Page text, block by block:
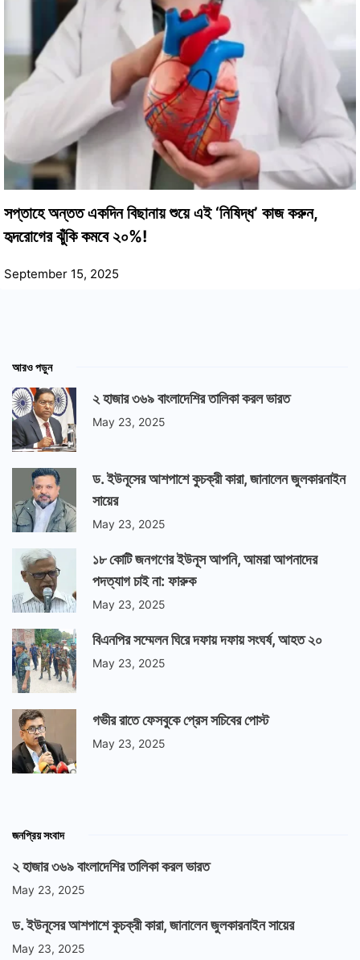
সপ্তাহে অন্তত একদিন বিছানায় শুয়ে এই ‘নিষিদ্ধ’ কাজ করুন,
হৃদরোগের ঝুঁকি কমবে ২০%!
September 15, 2025
আরও পড়ুন
২ হাজার ৩৬৯ বাংলাদেশির তালিকা করল ভারত
May 23, 2025
ড. ইউনূসের আশপাশে কুচক্রী কারা, জানালেন জুলকারনাইন
সায়ের
May 23, 2025
১৮ কোটি জনগণের ইউনূস আপনি, আমরা আপনাদের
পদত্যাগ চাই না: ফারুক
May 23, 2025
বিএনপির সম্মেলন ঘিরে দফায় দফায় সংঘর্ষ, আহত ২০
May 23, 2025
গভীর রাতে ফেসবুকে প্রেস সচিবের পোস্ট
May 23, 2025
জনপ্রিয় সংবাদ
২ হাজার ৩৬৯ বাংলাদেশির তালিকা করল ভারত
May 23, 2025
ড. ইউনূসের আশপাশে কুচক্রী কারা, জানালেন জুলকারনাইন সায়ের
May 23, 2025